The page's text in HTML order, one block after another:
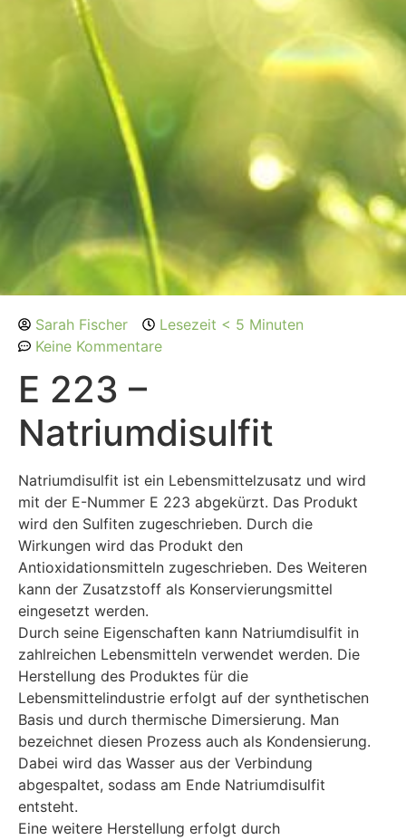
Sarah Fischer
Lesezeit < 5 Minuten
Keine Kommentare
E 223 –
Natriumdisulfit
Natriumdisulfit ist ein Lebensmittelzusatz und wird
mit der E-Nummer E 223 abgekürzt. Das Produkt
wird den Sulfiten zugeschrieben. Durch die
Wirkungen wird das Produkt den
Antioxidationsmitteln zugeschrieben. Des Weiteren
kann der Zusatzstoff als Konservierungsmittel
eingesetzt werden.
Durch seine Eigenschaften kann Natriumdisulfit in
zahlreichen Lebensmitteln verwendet werden. Die
Herstellung des Produktes für die
Lebensmittelindustrie erfolgt auf der synthetischen
Basis und durch thermische Dimersierung. Man
bezeichnet diesen Prozess auch als Kondensierung.
Dabei wird das Wasser aus der Verbindung
abgespaltet, sodass am Ende Natriumdisulfit
entsteht.
Eine weitere Herstellung erfolgt durch